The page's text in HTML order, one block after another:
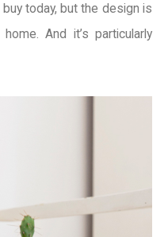
today, but the design is
And it’s particularly